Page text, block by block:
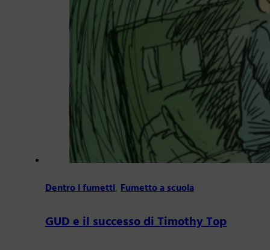
Dentro i fumetti,Fumetto a scuola
GUD e il successo di Timothy Top